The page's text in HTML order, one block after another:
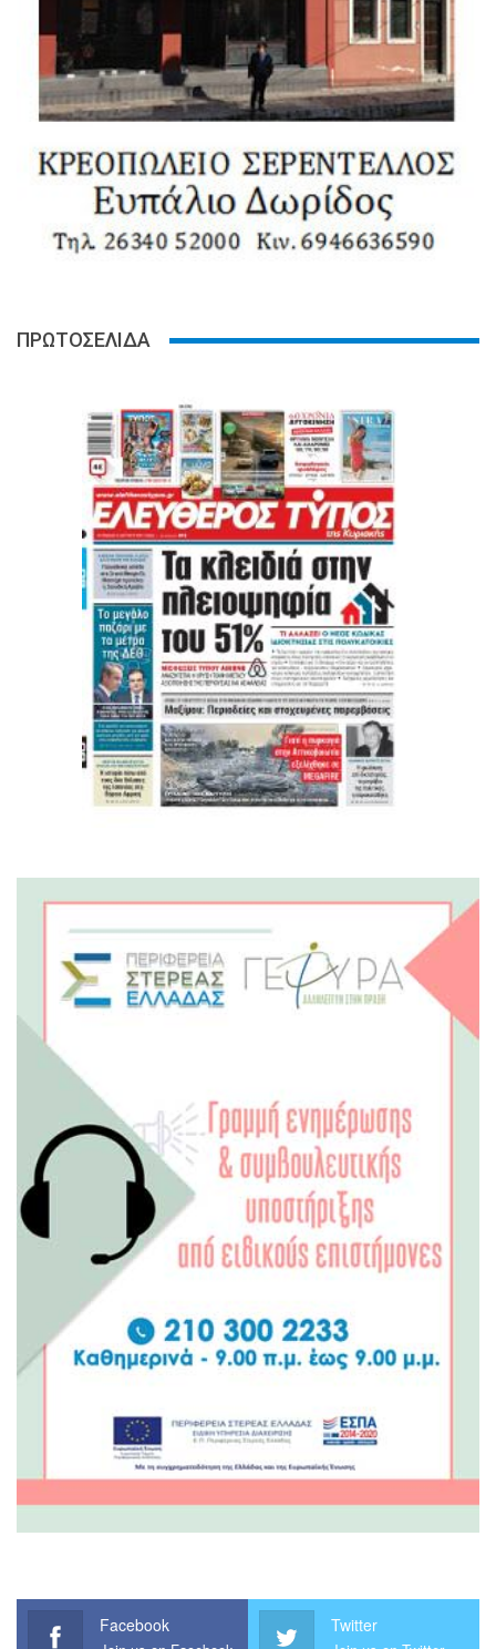
ΠΡΩΤΟΣΕΛΙΔΑ
Facebook Twitter